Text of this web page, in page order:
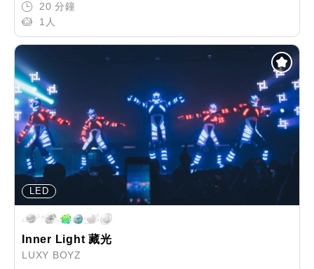
20 分鐘
1人
LED
Inner Light 藏光
LUXY BOYZ